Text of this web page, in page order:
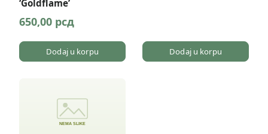
‘Goldflame’
650,00 рсд
Dodaj u korpu Dodaj u korpu